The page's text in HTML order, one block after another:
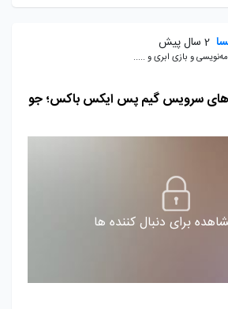
2 سال پیش
و بازی ابری و .....
سرویس گیم پس ایکس باکس؛ جو
برای دنبال کننده ها